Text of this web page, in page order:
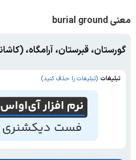
معنی burial ground
گورستان، قبرستان، آرامگاه،
تبلیغات (تبلیغات را حذف کنید)